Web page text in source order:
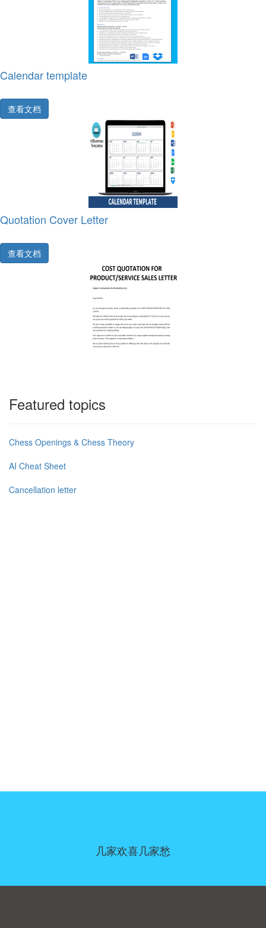
Calendar template
查看文档
Quotation Cover Letter
查看文档
Featured topics
Chess Openings & Chess Theory
AI Cheat Sheet
Cancellation letter
几家欢喜几家愁